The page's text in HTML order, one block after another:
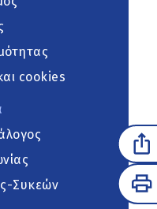
cookies
Συκεών